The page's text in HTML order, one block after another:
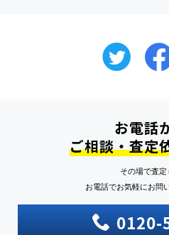
お電話
ご相談・査定
その場で査定
お電話でお気軽にお問
0120-